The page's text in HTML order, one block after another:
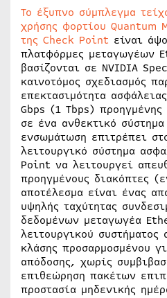
Το έξυπνο σύμπλεγμα
χρήσης φορτίου
της Check Point είναι
πλατφόρμες μεταγωγέων
βασίζονται σε NVIDIA
καινοτόμος σχεδιασμός
επεκτασιμότητα
Gbps (1 Tbps)
σε ένα ανθεκτικό
ενσωμάτωση επιτρέπει
λειτουργικό σύστημα
Point να λειτουργεί
προηγμένους διακόπτες
αποτέλεσμα είναι ένας
υψηλής ταχύτητας
δεδομένων μεταγωγέα
λειτουργικού συστήματος
κλάσης προσαρμοσμένου
απόδοσης, χωρίς
επιθεώρηση πακέτων
προστασία μηδενικής